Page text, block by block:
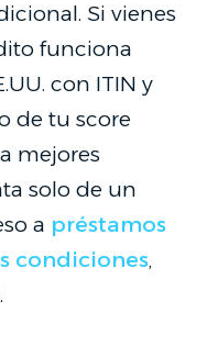
Si vienes
funciona
con ITIN y
de tu score
mejores
solo de un
a préstamos
condiciones,